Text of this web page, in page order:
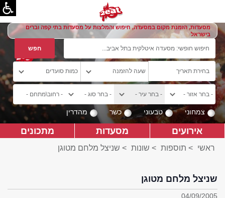
מסעדות, הזמנת מקום במסעדה, חיפוש והמלצות על מסעדות בתי קפה וברים
בישראל
צמחוני טבעוני כשר מהדרין
אירועים מסעדות מתכונים
ראשי > תוספות > שונות > שניצל מלחם מטוגן
שניצל מלחם מטוגן
04/09/2005